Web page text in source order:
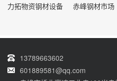
力拓物资钢材设备
赤峰钢材市场
13789663602
601889581@qq.com